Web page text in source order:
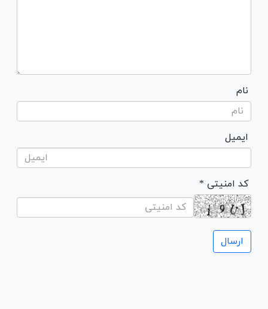
نام
ایمیل
* کد امنیتی